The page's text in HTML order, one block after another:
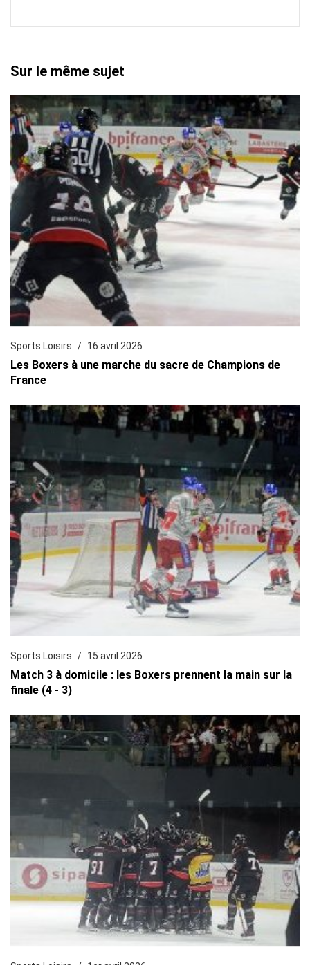
Sur le même sujet
Sports Loisirs 16 avril 2026
Les Boxers à une marche du sacre de Champions de
France
Sports Loisirs 15 avril 2026
Match 3 à domicile : les Boxers prennent la main sur la
finale (4 - 3)